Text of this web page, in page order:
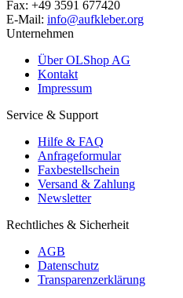
Fax: +49 3591 677420
E-Mail: info@aufkleber.org
Unternehmen
Über OLShop AG
Kontakt
Impressum
Service & Support
Hilfe & FAQ
Anfrageformular
Faxbestellschein
Versand & Zahlung
Newsletter
Rechtliches & Sicherheit
AGB
Datenschutz
Transparenzerklärung